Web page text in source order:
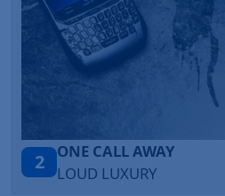
3
Talk To You
ANOTR ft. 54 Ultra